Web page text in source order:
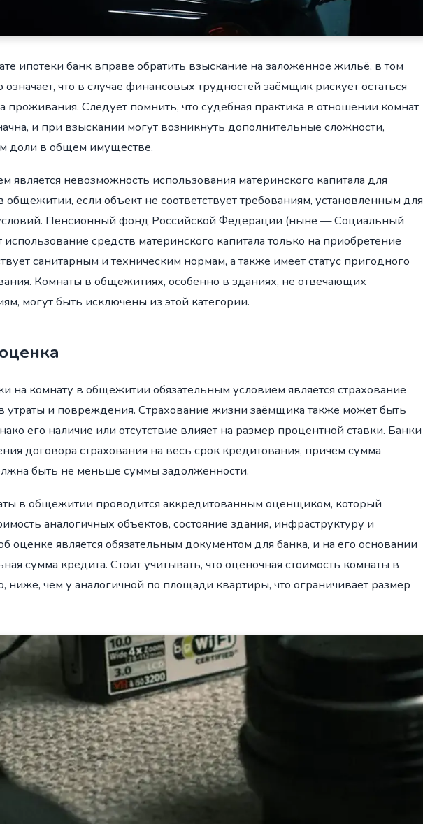
ипотеки банк вправе обратить взыскание на заложенное жильё, в том
что в случае финансовых трудностей заёмщик рискует остаться
проживания. Следует помнить, что судебная практика в отношении комнат
и при взыскании могут возникнуть дополнительные сложности,
доли в общем имуществе.
является невозможность использования материнского капитала для
если объект не соответствует требованиям, установленным для
Пенсионный фонд Российской Федерации (ныне — Социальный
средств материнского капитала только на приобретение
санитарным и техническим нормам, а также имеет статус пригодного
Комнаты в общежитиях, особенно в зданиях, не отвечающих
могут быть исключены из этой категории.
на комнату в общежитии обязательным условием является страхование
утраты и повреждения. Страхование жизни заёмщика также может быть
его наличие или отсутствие влияет на размер процентной ставки. Банки
договора страхования на весь срок кредитования, причём сумма
быть не меньше суммы задолженности.
в общежитии проводится аккредитованным оценщиком, который
аналогичных объектов, состояние здания, инфраструктуру и
оценке является обязательным документом для банка, и на его основании
сумма кредита. Стоит учитывать, что оценочная стоимость комнаты в
ниже, чем у аналогичной по площади квартиры, что ограничивает размер